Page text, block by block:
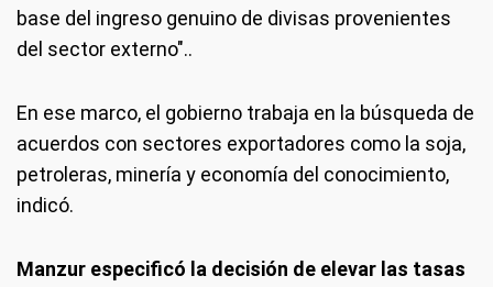
base del ingreso genuino de divisas provenientes
del sector externo"..
En ese marco, el gobierno trabaja en la búsqueda de
acuerdos con sectores exportadores como la soja,
petroleras, minería y economía del conocimiento,
indicó.
Manzur especificó la decisión de elevar las tasas